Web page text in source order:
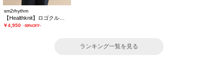
sm2rhythm
￥4,950 -50%OFF-
ランキング一覧を見る